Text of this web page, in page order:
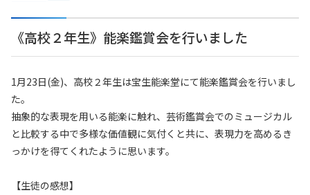
《高校２年生》能楽鑑賞会を行いました
1月23日(金)、高校２年生は宝生能楽堂にて能楽鑑賞会を行いまし
た。
抽象的な表現を用いる能楽に触れ、芸術鑑賞会でのミュージカル
と比較する中で多様な価値観に気付くと共に、表現力を高めるき
っかけを得てくれたように思います。
【生徒の感想】